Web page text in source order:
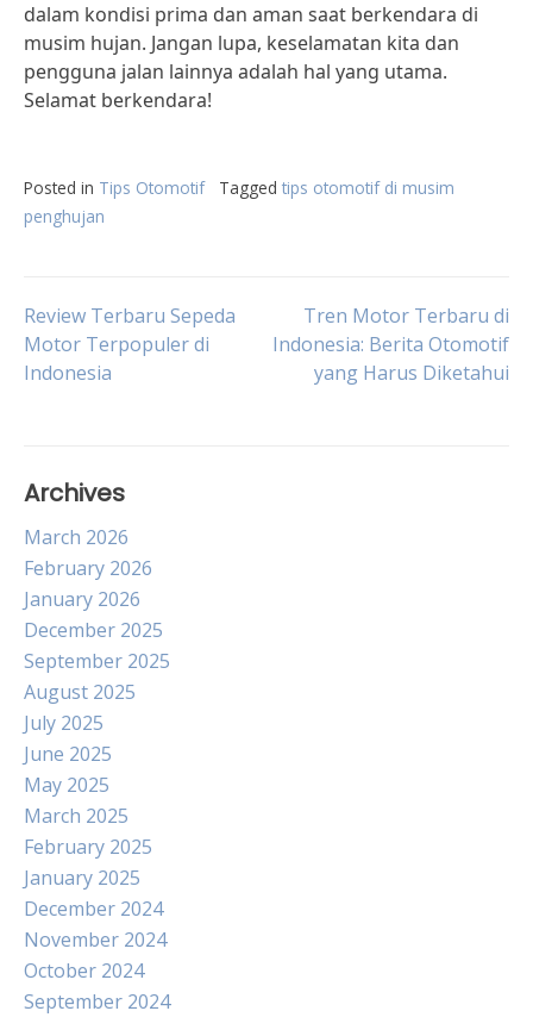
dalam kondisi prima dan aman saat berkendara di
musim hujan. Jangan lupa, keselamatan kita dan
pengguna jalan lainnya adalah hal yang utama.
Selamat berkendara!
Posted in Tips Otomotif Tagged tips otomotif di musim
penghujan
Post
navigation
Review Terbaru Sepeda
Motor Terpopuler di
Indonesia
Tren Motor Terbaru di
Indonesia: Berita Otomotif
yang Harus Diketahui
Archives
March 2026
February 2026
January 2026
December 2025
September 2025
August 2025
July 2025
June 2025
May 2025
March 2025
February 2025
January 2025
December 2024
November 2024
October 2024
September 2024